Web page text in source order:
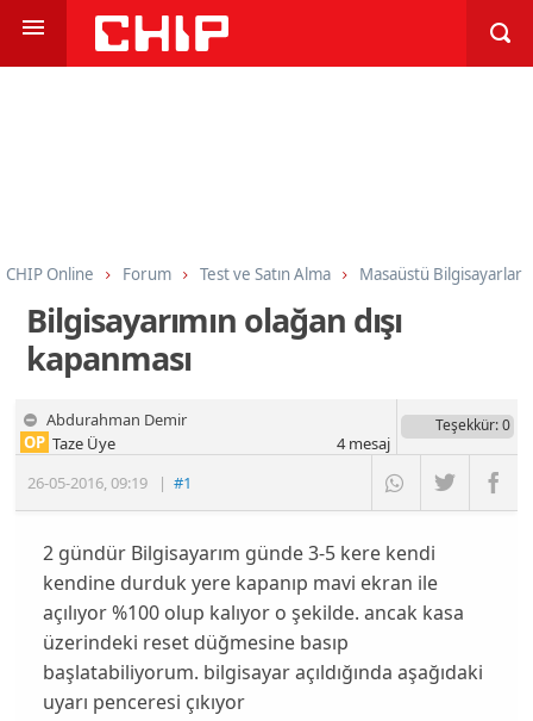
CHIP Online Forum Test ve Satın Alma Masaüstü Bilgisayarlar
Bilgisayarımın olağan dışı
kapanması
Abdurahman Demir
26-05-2016,09:19 |#1
OP Taze Üye
Teşekkür: 0
4mesaj
2 gündür Bilgisayarım günde 3-5 kere kendi
kendine durduk yere kapanıp mavi ekran ile
açılıyor %100 olup kalıyor o şekilde. ancak kasa
üzerindeki reset düğmesine basıp
başlatabiliyorum. bilgisayar açıldığında aşağıdaki
uyarı penceresi çıkıyor